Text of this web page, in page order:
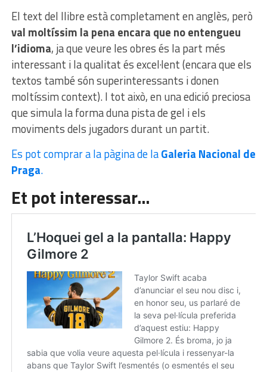
El text del llibre està completament en anglès, però
val moltíssim la pena encara que no entengueu
l’idioma, ja que veure les obres és la part més
interessant i la qualitat és excel·lent (encara que els
textos també són superinteressants i donen
moltíssim context). I tot això, en una edició preciosa
que simula la forma duna pista de gel i els
moviments dels jugadors durant un partit.
Es pot comprar a la pàgina de laGaleria Nacional de
Praga.
Et pot interessar…